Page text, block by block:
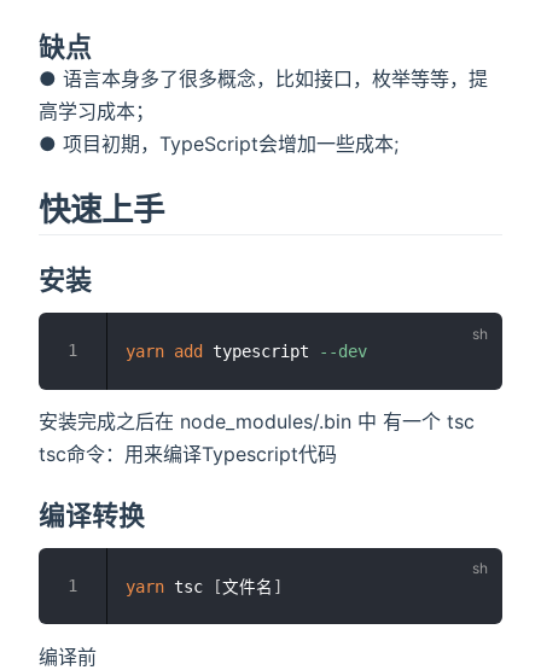
缺点
● 语言本身多了很多概念，比如接口，枚举等等，提
高学习成本；
● 项目初期，TypeScript会增加一些成本;
快速上手
安装
yarn add typescript --dev
安装完成之后在 node_modules/.bin 中 有一个 tsc
tsc命令：用来编译Typescript代码
编译转换
yarn tsc [文件名 ]
编译前